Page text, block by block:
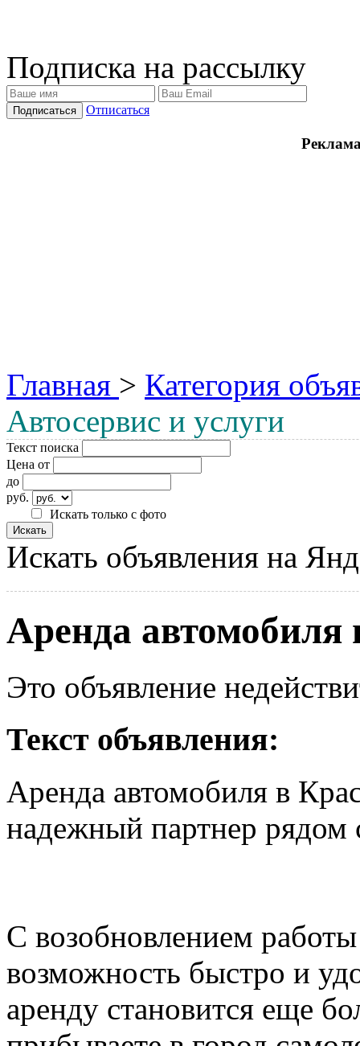
Подписка на рассылку
Отписаться
Главная > Категория
Автосервис и услуги
Текст поиска
Цена от
до
руб.
Искать только с фото
Искать объявления на
Аренда автомобиля
Это объявление
Текст объявления:
Аренда автомобиля в
надежный партнер рядом
С возобновлением
возможность быстро и
аренду становится еще